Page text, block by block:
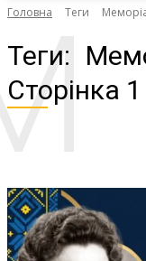
Головна
Теги
Теги:
Сторінка 1